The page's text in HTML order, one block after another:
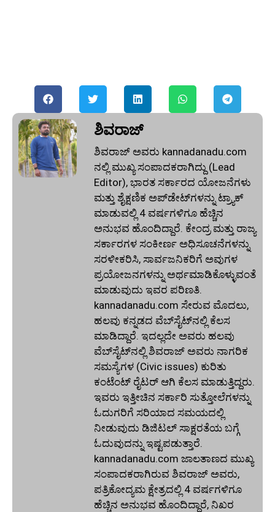
ಶಿವರಾಜ್
ಶಿವರಾಜ್ ಅವರು kannadanadu.com
ನಲ್ಲಿ ಮುಖ್ಯ ಸಂಪಾದಕರಾಗಿದ್ದು (Lead
Editor), ಭಾರತ ಸರ್ಕಾರದ ಯೋಜನೆಗಳು
ಮತ್ತು ಶೈಕ್ಷಣಿಕ ಅಪ್‌ಡೇಟ್‌ಗಳನ್ನು ಟ್ರ್ಯಾಕ್
ಮಾಡುವಲ್ಲಿ 4 ವರ್ಷಗಳಿಗೂ ಹೆಚ್ಚಿನ
ಅನುಭವ ಹೊಂದಿದ್ದಾರೆ. ಕೇಂದ್ರ ಮತ್ತು ರಾಜ್ಯ
ಸರ್ಕಾರಗಳ ಸಂಕೀರ್ಣ ಅಧಿಸೂಚನೆಗಳನ್ನು
ಸರಳೀಕರಿಸಿ, ಸಾರ್ವಜನಿಕರಿಗೆ ಅವುಗಳ
ಪ್ರಯೋಜನಗಳನ್ನು ಅರ್ಥಮಾಡಿಕೊಳ್ಳುವಂತೆ
ಮಾಡುವುದು ಇವರ ಪರಿಣತಿ.
kannadanadu.com ಸೇರುವ ಮೊದಲು,
ಹಲವು ಕನ್ನಡದ ವೆಬ್‌ಸೈಟ್‌ನಲ್ಲಿ ಕೆಲಸ
ಮಾಡಿದ್ದಾರೆ. ಇದಲ್ಲದೇ ಅವರು ಹಲವು
ವೆಬ್‌ಸೈಟ್‌ನಲ್ಲಿ ಶಿವರಾಜ್ ಅವರು ನಾಗರಿಕ
ಸಮಸ್ಯೆಗಳ (Civic issues) ಕುರಿತು
ಕಂಟೆಂಟ್ ರೈಟರ್ ಆಗಿ ಕೆಲಸ ಮಾಡುತ್ತಿದ್ದರು.
ಇವರು ಇತ್ತೀಚಿನ ಸರ್ಕಾರಿ ಸುತ್ತೋಲೆಗಳನ್ನು
ಓದುಗರಿಗೆ ಸರಿಯಾದ ಸಮಯದಲ್ಲಿ
ನೀಡುವುದು ಡಿಜಿಟಲ್ ಸಾಕ್ಷರತೆಯ ಬಗ್ಗೆ
ಓದುವುದನ್ನು ಇಷ್ಟಪಡುತ್ತಾರೆ.
kannadanadu.com ಜಾಲತಾಣದ ಮುಖ್ಯ
ಸಂಪಾದಕರಾಗಿರುವ ಶಿವರಾಜ್ ಅವರು,
ಪತ್ರಿಕೋದ್ಯಮ ಕ್ಷೇತ್ರದಲ್ಲಿ 4 ವರ್ಷಗಳಿಗೂ
ಹೆಚ್ಚಿನ ಅನುಭವ ಹೊಂದಿದ್ದಾರೆ, ನಿಖರ